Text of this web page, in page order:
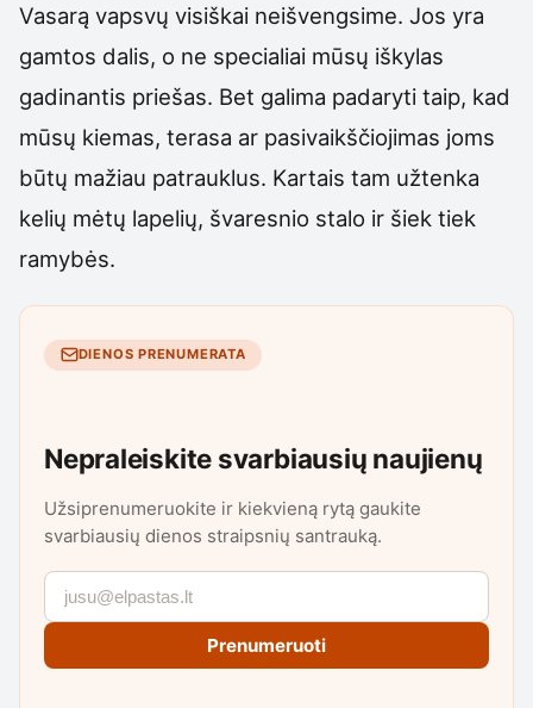
Vasarą vapsvų visiškai neišvengsime. Jos yra
gamtos dalis, o ne specialiai mūsų iškylas
gadinantis priešas. Bet galima padaryti taip, kad
mūsų kiemas, terasa ar pasivaikščiojimas joms
būtų mažiau patrauklus. Kartais tam užtenka
kelių mėtų lapelių, švaresnio stalo ir šiek tiek
ramybės.
DIENOS PRENUMERATA
Nepraleiskite svarbiausių naujienų
Užsiprenumeruokite ir kiekvieną rytą gaukite
svarbiausių dienos straipsnių santrauką.
Prenumeruoti